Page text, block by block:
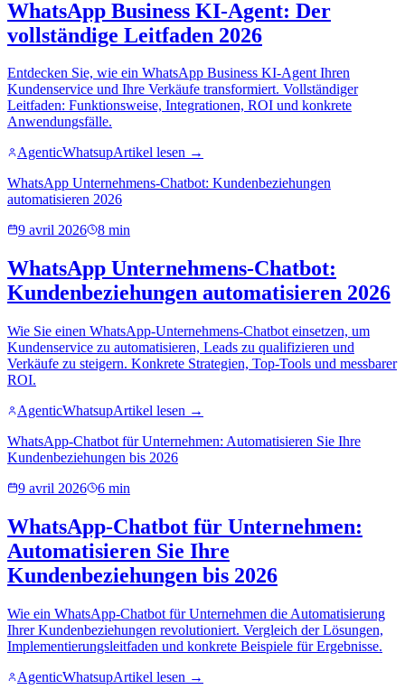
WhatsApp Business KI-Agent: Der
vollständige Leitfaden 2026
Entdecken Sie, wie ein WhatsApp Business KI-Agent Ihren
Kundenservice und Ihre Verkäufe transformiert. Vollständiger
Leitfaden: Funktionsweise, Integrationen, ROI und konkrete
Anwendungsfälle.
AgenticWhatsupArtikel lesen →
WhatsApp Unternehmens-Chatbot: Kundenbeziehungen
automatisieren 2026
9 avril 2026
8 min
WhatsApp Unternehmens-Chatbot:
Kundenbeziehungen automatisieren 2026
Wie Sie einen WhatsApp-Unternehmens-Chatbot einsetzen, um
Kundenservice zu automatisieren, Leads zu qualifizieren und
Verkäufe zu steigern. Konkrete Strategien, Top-Tools und messbarer
ROI.
AgenticWhatsupArtikel lesen →
WhatsApp-Chatbot für Unternehmen: Automatisieren Sie Ihre
Kundenbeziehungen bis 2026
9 avril 2026
6 min
WhatsApp-Chatbot für Unternehmen:
Automatisieren Sie Ihre
Kundenbeziehungen bis 2026
Wie ein WhatsApp-Chatbot für Unternehmen die Automatisierung
Ihrer Kundenbeziehungen revolutioniert. Vergleich der Lösungen,
Implementierungsleitfaden und konkrete Beispiele für Ergebnisse.
AgenticWhatsupArtikel lesen →